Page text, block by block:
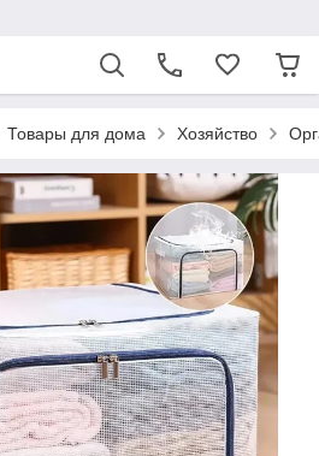
Товары для дома Хозяйство